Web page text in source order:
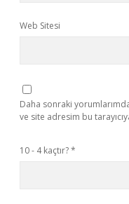
Web Sitesi
Daha sonraki
ve site adresim bu
10 - 4 kaçtır?*